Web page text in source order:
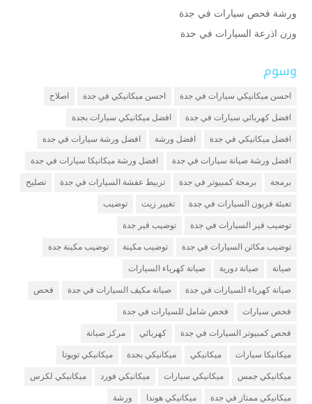
ورشة فحص سيارات في جدة
وزن اذرعة السيارات في جدة
وسوم
احسن ميكانيكي سيارات في جدة احسن ميكانيكي في جدة اصلاح
افضل كهربائي سيارات في جدة افضل ميكانيكي سيارات بجدة
افضل ميكانيكي في جدة افضل ورشة افضل ورشة سيارات في جدة
افضل ورشة صيانة سيارات في جدة افضل ورشة ميكانيكا سيارات في جدة
برمجة برمجة كمبيوتر في جدة تربيط عفشة السيارات في جدة تصليح
تعبئة فريون السيارات في جدة تغيير زيت توضيب
توضيب قير السيارات في جدة توضيب قير جدة
توضيب مكائن السيارات في جدة توضيب مكينة توضيب مكينة جدة
صيانة صيانة دورية صيانة كهرباء السيارات
صيانة كهرباء السيارات في جدة صيانة مكيف السيارات في جدة فحص
فحص سيارات فحص شامل للسيارات في جدة
فحص كمبيوتر السيارات في جدة كهربائي مركز صيانة
ميكانيكا سيارات ميكانيكي ميكانيكي بجدة ميكانيكي تويوتا
ميكانيكي جمس ميكانيكي سيارات ميكانيكي فورد ميكانيكي لكزس
ميكانيكي ممتاز في جدة ميكانيكي هوندا ورشة